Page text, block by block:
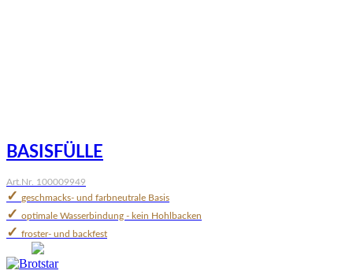
BASISFÜLLE
Art.Nr. 100009949
✓ geschmacks- und farbneutrale Basis
✓ optimale Wasserbindung - kein Hohlbacken
✓ froster- und backfest